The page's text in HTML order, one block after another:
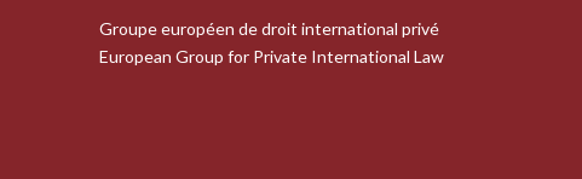
Groupe européen de droit international privé
European Group for Private International Law